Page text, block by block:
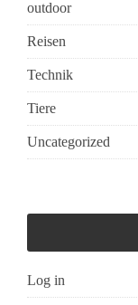
outdoor
Reisen
Technik
Tiere
Uncategorized
Log in